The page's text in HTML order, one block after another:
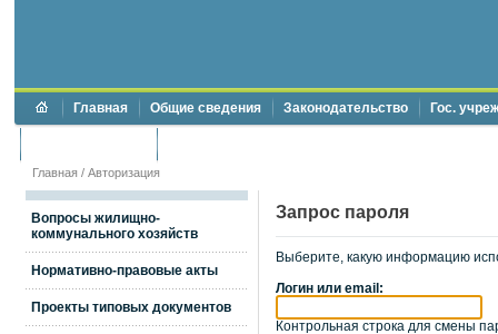
Главная Общие сведения Законодательство Гос.
Главная / Авторизация
Вопросы жилищно-
коммунального хозяйств
Нормативно-правовые акты
Проекты типовых документов
Запрос пароля
Выберите, какую информацию
Логин или email:
Контрольная строка для смены